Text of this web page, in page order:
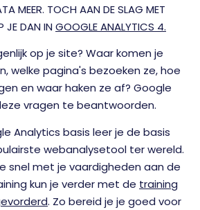
MEER. TOCH AAN DE SLAG MET
JE DAN IN GOOGLE ANALYTICS 4.
op je site? Waar komen je
welke pagina's bezoeken ze, hoe
en waar haken ze af? Google
vragen te beantwoorden.
Analytics basis leer je de basis
webanalysetool ter wereld.
snel met je vaardigheden aan de
kun je verder met de training
. Zo bereid je je goed voor